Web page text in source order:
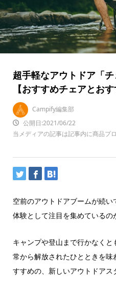
超手軽なアウトドア「
【おすすめチェアとお
Campify編集部
公開日:2021/06/22
当メディアの記事は記事内に商品プ
空前のアウトドアブームが続
体験として注目を集めているの
キャンプや登山まで行かなく
常から解放されたひとときを
すすめの、新しいアウトドアス